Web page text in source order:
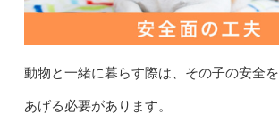
動物と一緒に暮らす際は、その子の安全
あげる必要があります。